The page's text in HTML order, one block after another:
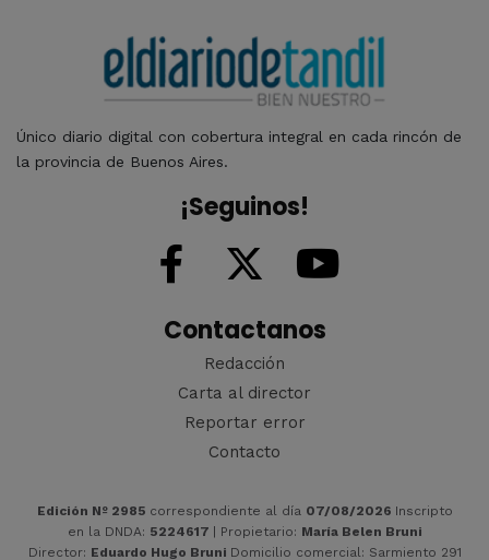
Único diario digital con cobertura integral en cada rincón de
la provincia de Buenos Aires.
¡Seguinos!
Contactanos
Redacción
Carta al director
Reportar error
Contacto
Edición Nº 2985 correspondiente al día 07/08/2026 Inscripto
en la DNDA: 5224617 | Propietario: María Belen Bruni
Director: Eduardo Hugo Bruni Domicilio comercial: Sarmiento 291